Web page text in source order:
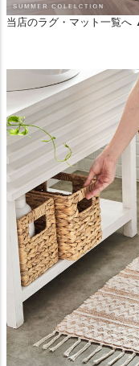
当店のラグ・マット一覧へ